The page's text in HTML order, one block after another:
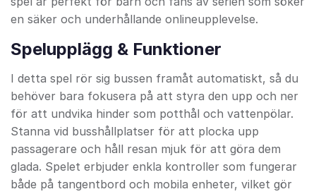
en säker och underhållande onlineupplevelse.
Spelupplägg & Funktioner
I detta spel rör sig bussen framåt automatiskt, så du
behöver bara fokusera på att styra den upp och ner
för att undvika hinder som potthål och vattenpölar.
Stanna vid busshållplatser för att plocka upp
passagerare och håll resan mjuk för att göra dem
glada. Spelet erbjuder enkla kontroller som fungerar
både på tangentbord och mobila enheter, vilket gör